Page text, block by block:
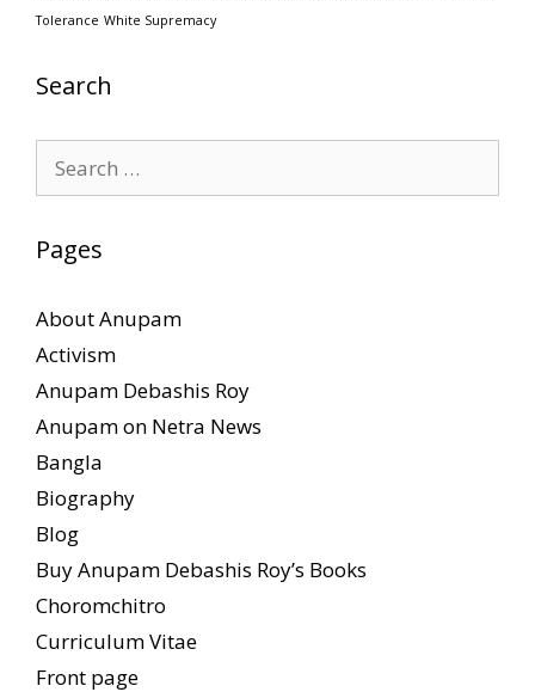
Tolerance White Supremacy
Search
for:
Pages
About Anupam
Activism
Anupam Debashis Roy
Anupam on Netra News
Bangla
Biography
Blog
Buy Anupam Debashis Roy’s Books
Choromchitro
Curriculum Vitae
Front page